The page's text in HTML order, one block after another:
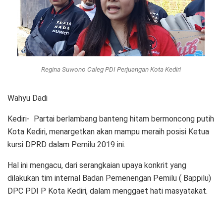
Regina Suwono Caleg PDI Perjuangan Kota Kediri
Wahyu Dadi
Kediri- Partai berlambang banteng hitam bermoncong putih
Kota Kediri, menargetkan akan mampu meraih posisi Ketua
kursi DPRD dalam Pemilu 2019 ini.
Hal ini mengacu, dari serangkaian upaya konkrit yang
dilakukan tim internal Badan Pemenengan Pemilu ( Bappilu)
DPC PDI P Kota Kediri, dalam menggaet hati masyatakat.